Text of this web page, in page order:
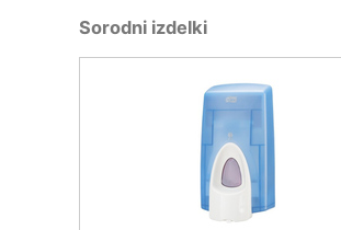
Sorodni izdelki